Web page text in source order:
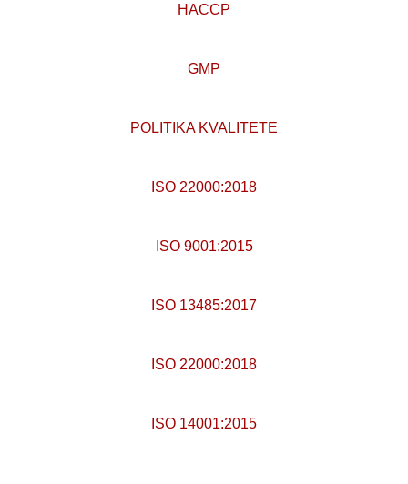
HACCP
GMP
POLITIKA KVALITETE
ISO 22000:2018
ISO 9001:2015
ISO 13485:2017
ISO 22000:2018
ISO 14001:2015